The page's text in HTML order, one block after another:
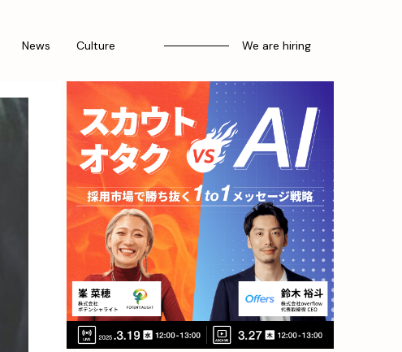
News Culture We are hiring